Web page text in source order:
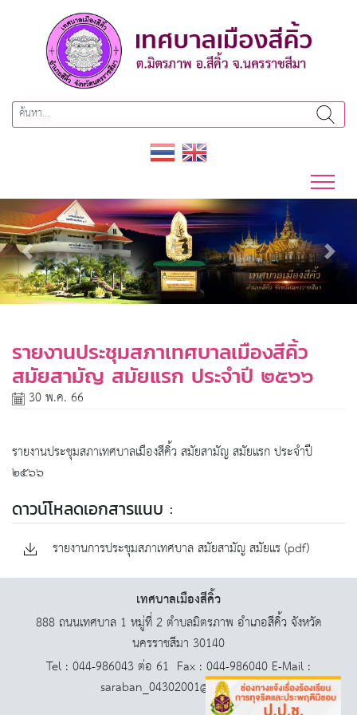
Previous Next
รายงานประชุมสภาเทศบาลเมืองสีคิ้ว
สมัยสามัญ สมัยแรก ประจำปี ๒๕๖๖
30 พ.ค. 66
รายงานประชุมสภาเทศบาลเมืองสีคิ้ว สมัยสามัญ สมัยแรก ประจำปี
๒๕๖๖
ดาวน์โหลดเอกสารแนบ :
รายงานการประชุมสภาเทศบาล สมัยสามัญ สมัยแร (pdf)
เทศบาลเมืองสีคิ้ว
888 ถนนเทศบาล 1 หมู่ที่ 2 ตำบลมิตรภาพ อำเภอสีคิ้ว จังหวัด
นครราชสีมา 30140
Tel : 044-986043 ต่อ 61 Fax : 044-986040 E-Mail :
saraban_04302001@dla.go.th